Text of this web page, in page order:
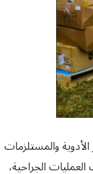
والمستلزمات
الجراحية،